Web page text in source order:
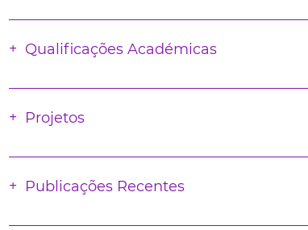
Qualificações Académicas
Projetos
Publicações Recentes